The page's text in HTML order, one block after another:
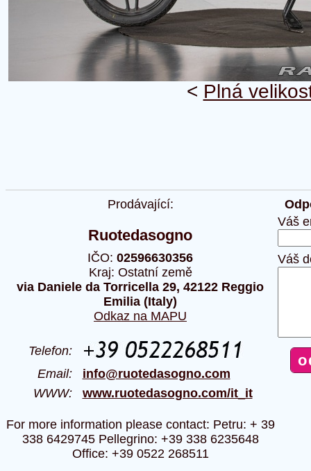
< Plná
Prodávající:
Ruotedasogno
IČO: 02596630356
Kraj: Ostatní země
via Daniele da Torricella 29, 42122 Reggio
Emilia (Italy)
Odkaz na MAPU
Telefon:
Email: info@ruotedasogno.com
WWW: www.ruotedasogno.com/it_it
For more information please contact: Petru: + 39
338 6429745 Pellegrino: +39 338 6235648
Office: +39 0522 268511
Váš
Váš